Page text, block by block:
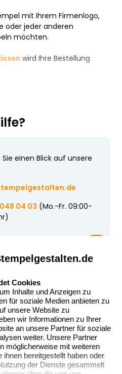
mit Ihrem Firmenlogo,
oder jeder anderen
möchten.
wird Ihre Bestellung
einen Blick auf unsere
04 03 (Mo.-Fr. 09:00-
Über uns
Sitemap
Alle
Stempelinformationen
Cookies
Inhalte und Anzeigen zu
für soziale Medien anbieten zu
unsere Website zu
wir Informationen zu Ihrer
an unsere Partner für soziale
weiter. Unsere Partner
möglicherweise mit weiteren
bereitgestellt haben oder
der Dienste gesammelt